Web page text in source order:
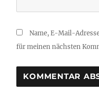
Name, E-Mail-
für meinen nächsten